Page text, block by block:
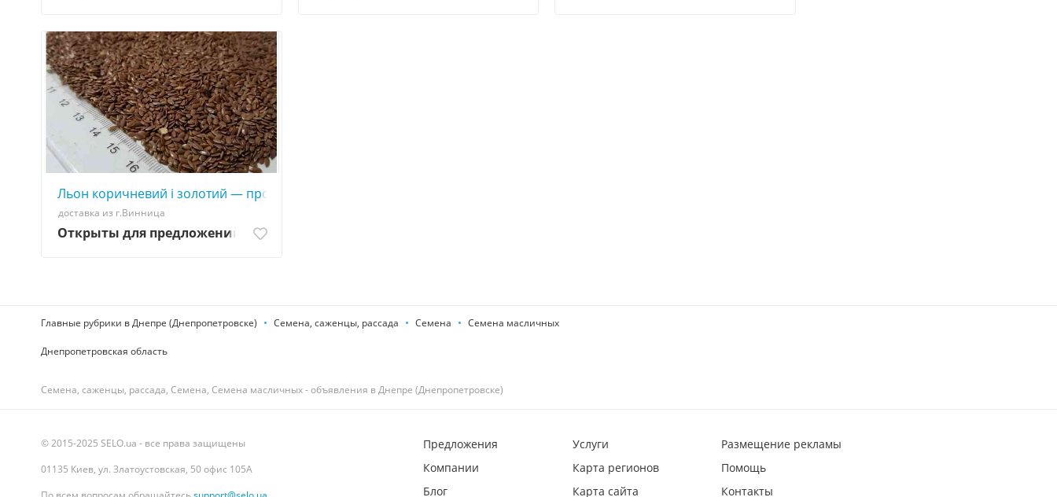
Льон коричневий і золотий — продаж насіння
доставка из г.Винница
Открыты для предложений
Главные рубрики в Днепре (Днепропетровске) Семена, саженцы, рассада Семена Семена масличных
Днепропетровская область
Семена, саженцы, рассада, Семена, Семена масличных - объявления в Днепре (Днепропетровске)
© 2015-2025 SELO.ua - все права защищены
01135 Киев, ул. Златоустовская, 50 офис 105А
Предложения
Компании
Блог
Услуги
Карта регионов
Карта сайта
Размещение рекламы
Помощь
Контакты